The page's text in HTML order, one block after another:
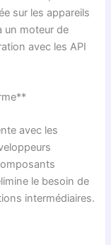
sur les appareils
un moteur de
avec les API
avec les
le besoin de
intermédiaires.